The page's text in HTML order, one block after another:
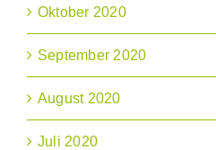
Oktober 2020
September 2020
August 2020
Juli 2020